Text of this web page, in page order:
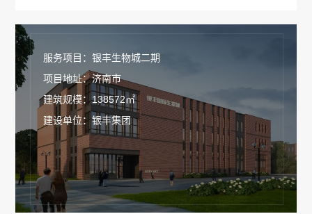
服务项目：银丰生物城二期
项目地址：济南市
建筑规模：138572㎡
建设单位：银丰集团